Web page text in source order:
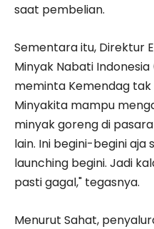
saat pembelian.
Sementara itu, Direktur
Minyak Nabati
meminta Kemendag
Minyakita mampu
minyak goreng di
lain. Ini begini-begini aja
launching begini. Jadi
pasti gagal," tegasnya.
Menurut Sahat,